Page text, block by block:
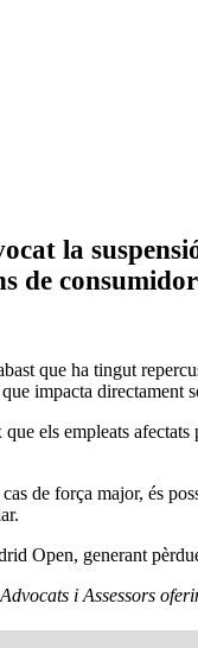
la
de
que ha tingut
impacta directament
els empleats
de força major, és
Open, generant
i Assessors